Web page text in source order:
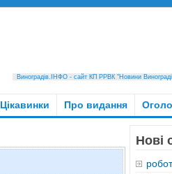
Виноградів.ІНФО - сайт КП РРВК "Новини
Цікавинки Про видання
Нові